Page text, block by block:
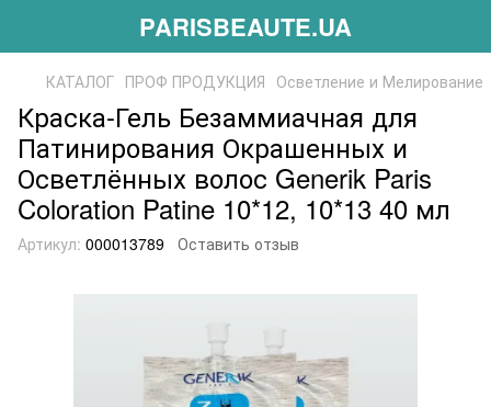
PARISBEAUTE.UA
КАТАЛОГ ПРОФ ПРОДУКЦИЯ Осветление и Мелирование
Краска-Гель Безаммиачная для
Патинирования Окрашенных и
Осветлённых волос Generik Paris
Coloration Patine 10*12, 10*13 40 мл
Артикул: 000013789 Оставить отзыв